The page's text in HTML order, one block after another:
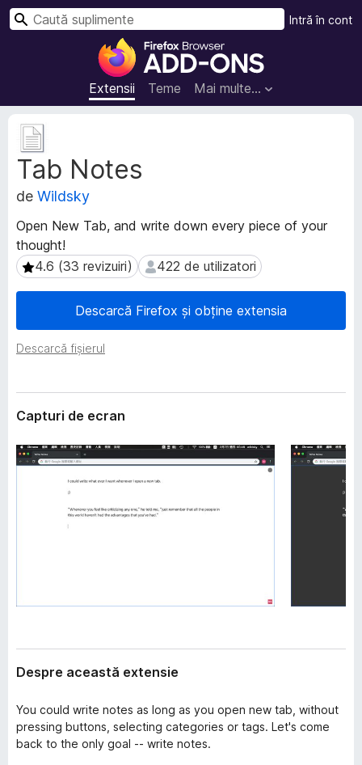
S
u
p
l
e
e
n
r
r
o
Extensii Teme Mai multe…
Intră în cont
C
Tab Notes
de Wildsky
Open New Tab, and write down every piece of your
thought!
4.6 (33 revizuiri)
4.6 (33 revizuiri) 422 de utilizatori
422 de utilizatori
Descarcă Firefox și obține extensia
Descarcă fișierul
M
e
t
d
t
e
e
x
n
s
Capturi de ecran
Despre această extensie
You could write notes as long as you open new tab, without
pressing buttons, selecting categories or tags. Let's come
back to the only goal -- write notes.